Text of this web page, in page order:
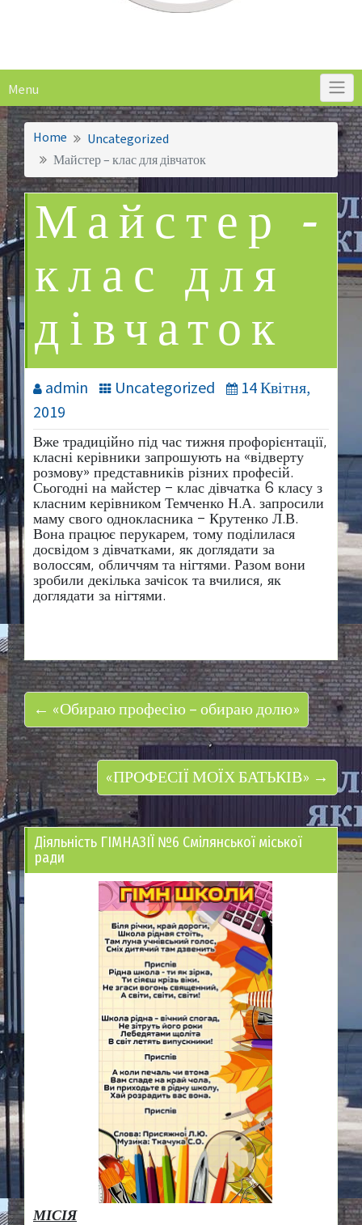
Menu
Home
Uncategorized
Майстер – клас для дівчаток
Майстер –
клас для
дівчаток
admin Uncategorized
14 Квітня,
2019
Вже традиційно під час тижня профорієнтації,
класні керівники запрошують на «відверту
розмову» представників різних професій.
Сьогодні на майстер – клас дівчатка 6 класу з
класним керівником Темченко Н.А. запросили
маму свого однокласника – Крутенко Л.В.
Вона працює перукарем, тому поділилася
досвідом з дівчатками, як доглядати за
волоссям, обличчям та нігтями. Разом вони
зробили декілька зачісок та вчилися, як
доглядати за нігтями.
← «Обираю професію – обираю долю»
«ПРОФЕСІЇ МОЇХ БАТЬКІВ» →
Діяльність ГІМНАЗІЇ №6 Смілянської міської
ради
МІСІЯ